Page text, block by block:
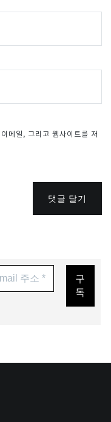
메일, 그리고 웹사이트를 저
댓글 달기